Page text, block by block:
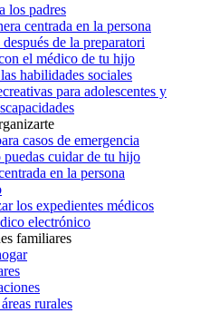
los padres
centrada en la persona
de la preparatori
el médico de tu hijo
habilidades sociales
para adolescentes y
casos de emergencia
cuidar de tu hijo
en la persona
los expedientes médicos
electrónico
familiares
rurales